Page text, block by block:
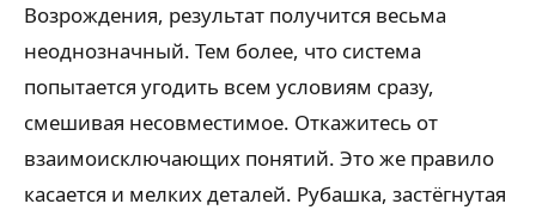
Возрождения, результат получится весьма
неоднозначный. Тем более, что система
попытается угодить всем условиям сразу,
смешивая несовместимое. Откажитесь от
взаимоисключающих понятий. Это же правило
касается и мелких деталей. Рубашка, застёгнутая